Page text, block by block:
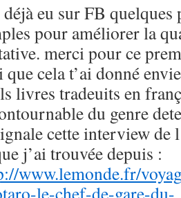
déjà eu sur FB quelques
pour améliorer la
merci pour ce
que cela t’ai donné
livres tradeuits en
du genre
cette interview de
j’ai trouvée depuis :
www.lemonde.fr/
le-chef-de-gare-du-